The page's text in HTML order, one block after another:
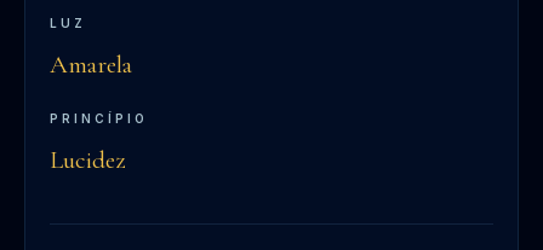
LUZ
Amarela
PRINCÍPIO
Lucidez